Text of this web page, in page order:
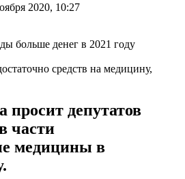
2020, 10:27
средств на медицину,
просит депутатов
части
медицины в